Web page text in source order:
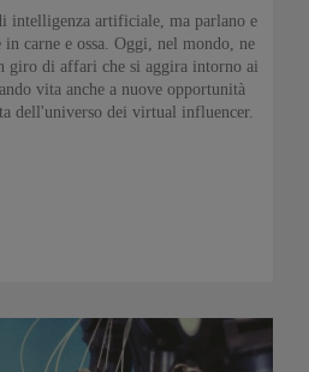
intelligenza artificiale, ma parlano e
carne e ossa. Oggi, nel mondo, ne
giro di affari che si aggira intorno ai
vita anche a nuove opportunità
dell'universo dei virtual influencer.